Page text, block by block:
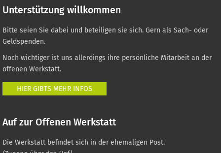
Unterstützung willkommen
Bitte seien Sie dabei und beteiligen sie sich. Gern als Sach- oder
Geldspenden.
Noch wichtiger ist uns allerdings ihre persönliche Mitarbeit an der
offenen Werkstatt.
HIER GIBTS MEHR INFOS
Auf zur Offenen Werkstatt
Die Werkstatt befindet sich in der ehemaligen Post.